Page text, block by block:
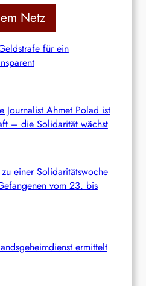
Netz
für ein
Journalist Ahmet Polad ist
– die Solidarität wächst
einer Solidaritätswoche
vom 23. bis
ermittelt